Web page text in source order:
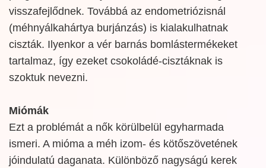
visszafejlődnek. Továbbá az endometriózisnál
(méhnyálkahártya burjánzás) is kialakulhatnak
ciszták. Ilyenkor a vér barnás bomlástermékeket
tartalmaz, így ezeket csokoládé-cisztáknak is
szoktuk nevezni.
Miómák
Ezt a problémát a nők körülbelül egyharmada
ismeri. A mióma a méh izom- és kötőszövetének
jóindulatú daganata. Különböző nagyságú kerek